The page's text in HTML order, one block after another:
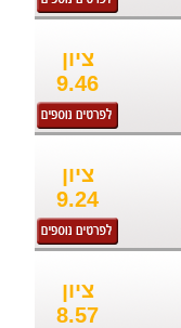
ציון
9.46
ציון
9.24
ציון
8.57